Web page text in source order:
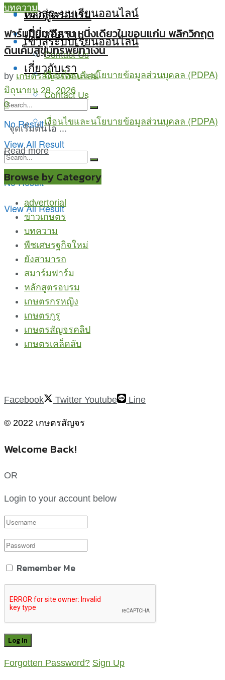
หลักสูตรอบรม
เข้าสู่ระบบเรียนออนไลน์
เกี่ยวกับเรา
Contact Us
เงื่อนไขและนโยบายข้อมูลส่วนบุคลล (PDPA)
No Result
View All Result
เข้าสู่ระบบเรียนออนไลน์
เกี่ยวกับเรา
Contact Us
เงื่อนไขและนโยบายข้อมูลส่วนบุคลล (PDPA)
No Result
View All Result
บทความ
ฟาร์มปูนิ่ม อีสาน หนึ่งเดียวในขอนแก่น พลิกวิกฤต
ดินเค็มสู่ขุมทรัพย์ทำเงิน
by เกษตรสัญจรออนไลน์
มิถุนายน 28, 2026
0
จุดเริ่มต้นไอ ...
Read more
Browse by Category
advertorial
ข่าวเกษตร
บทความ
พืชเศษรฐกิจใหม่
ยังสามารถ
สมาร์มฟาร์ม
หลักสูตรอบรม
เกษตรกรหญิง
เกษตรกูรู
เกษตรสัญจรคลิป
เกษตรเคล็ดลับ
Facebook Twitter Youtube Line
© 2022 เกษตรสัญจร
Welcome Back!
OR
Login to your account below
Remember Me
Forgotten Password? Sign Up